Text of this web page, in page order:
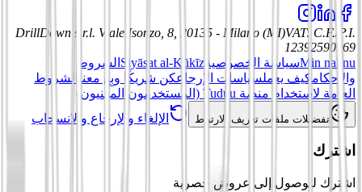
DrillDown s.r.l. Viale Isonzo, 8, 20135 - Milano (MI)VAT: C.F./P.I.
12392590969
Min nahnuسياسة الخصوصية Siyāsat al-Kūkīz الشروط
والأحكامكيف يعملسياسات الإرجاعكن شريكًا وبِع معنا
الشروط
العامة لاستخدام منصة Tuduu (المستخدمون المهنيون)
تفضيلات ملفات تعريف الارتباط الإلغاء والإرجاع والانسحاب
اشترك
اشترك للوصول إلى عروض حصرية